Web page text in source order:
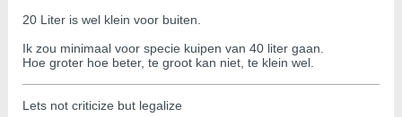
20 Liter is wel klein voor buiten.
Ik zou minimaal voor specie kuipen van 40 liter gaan.
Hoe groter hoe beter, te groot kan niet, te klein wel.
Lets not criticize but legalize